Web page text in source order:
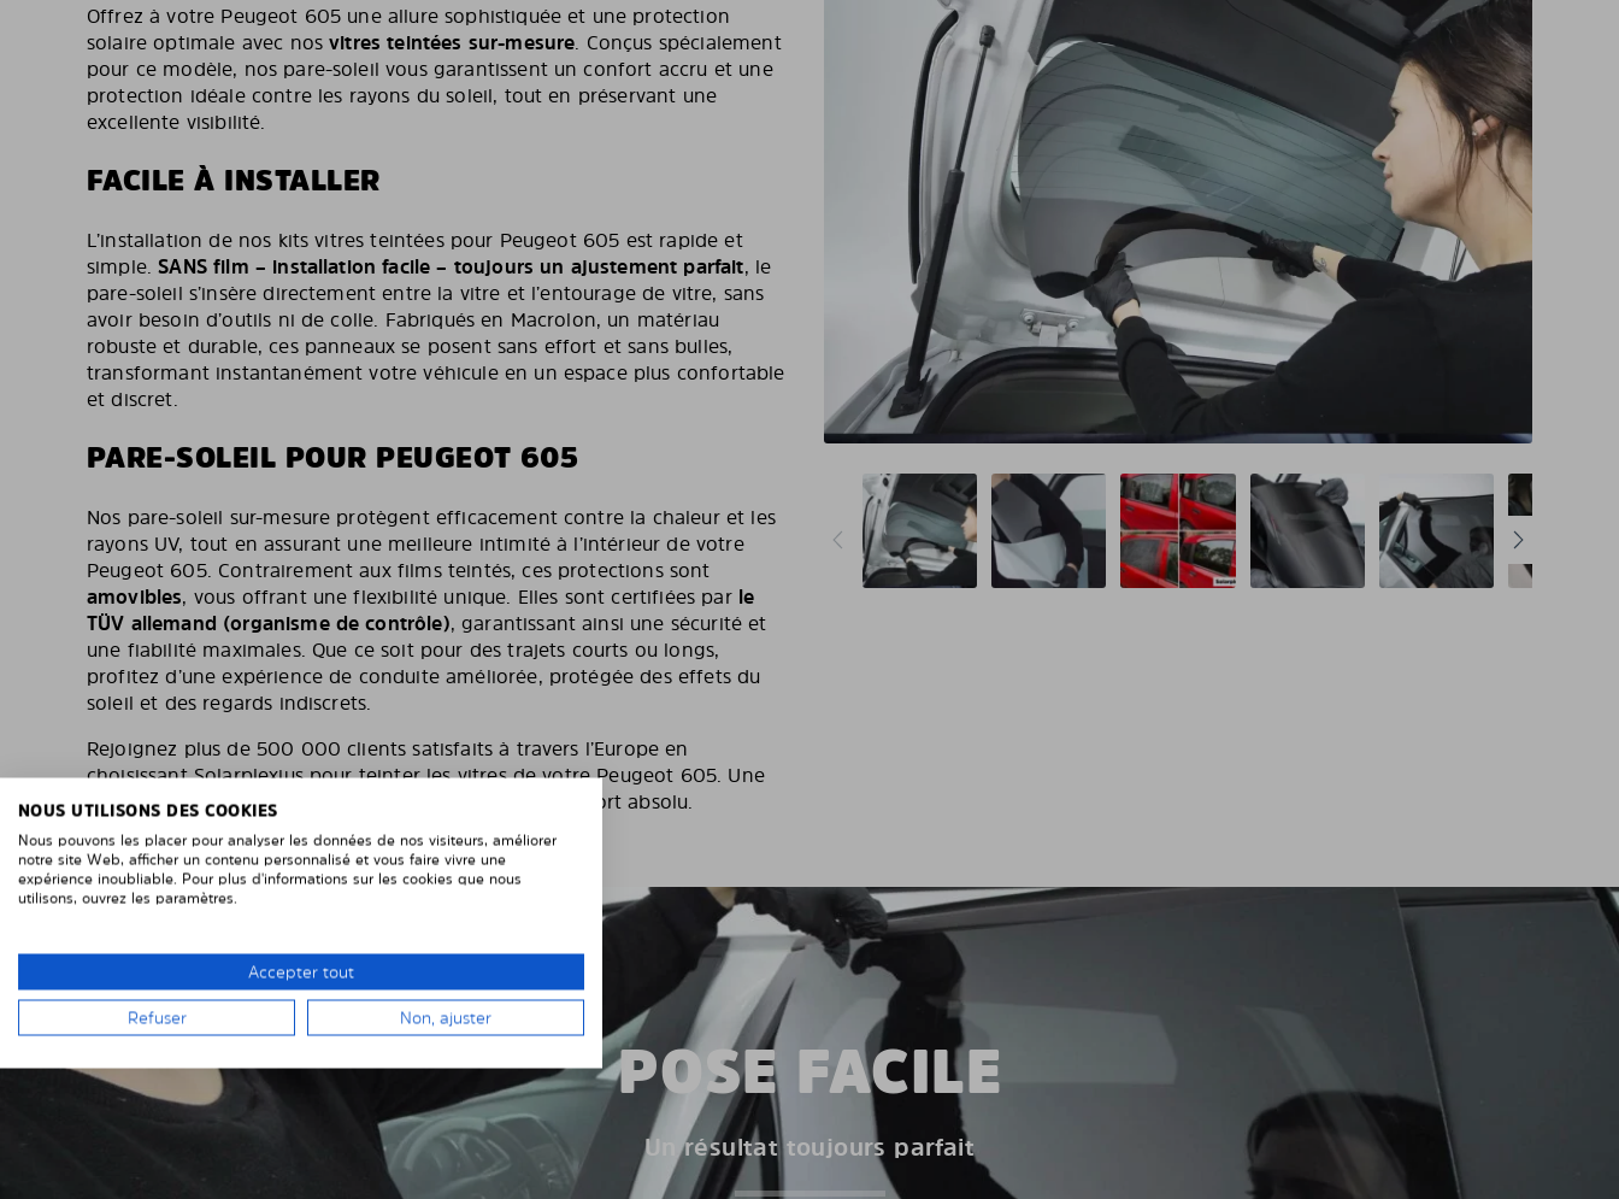
Offrez à votre Peugeot 605 une allure sophistiquée et une protection
solaire optimale avec nosvitres teintées sur-mesure. Conçus spécialement
pour ce modèle, nos pare-soleil vous garantissent un confort accru et une
protection idéale contre les rayons du soleil, tout en préservant une
excellente visibilité.
FACILE À INSTALLER
L’installation de nos kits vitres teintées pour Peugeot 605 est rapide et
simple.SANS film – installation facile – toujours un ajustement parfait, le
pare-soleil s’insère directement entre la vitre et l’entourage de vitre, sans
avoir besoin d’outils ni de colle. Fabriqués en Macrolon, un matériau
robuste et durable, ces panneaux se posent sans effort et sans bulles,
transformant instantanément votre véhicule en un espace plus confortable
et discret.
PARE-SOLEIL POUR PEUGEOT 605
Nos pare-soleil sur-mesure protègent efficacement contre la chaleur et les
rayons UV, tout en assurant une meilleure intimité à l’intérieur de votre
Peugeot 605. Contrairement aux films teintés, ces protections sont
amovibles, vous offrant une flexibilité unique. Elles sont certifiées par le
TÜV allemand (organisme de contrôle), garantissant ainsi une sécurité et
une fiabilité maximales. Que ce soit pour des trajets courts ou longs,
profitez d’une expérience de conduite améliorée, protégée des effets du
soleil et des regards indiscrets.
Rejoignez plus de 500 000 clients satisfaits à travers l’Europe en
choisissant Solarplexius pour teinter les vitres de votre Peugeot 605. Une
solution pratique, élégante et sur-mesure pour un confort absolu.
POSE FACILE
Un résultat toujours parfait
NOUS UTILISONS DES COOKIES
Nous pouvons les placer pour analyser les données de nos visiteurs, améliorer
notre site Web, afficher un contenu personnalisé et vous faire vivre une
expérience inoubliable. Pour plus d'informations sur les cookies que nous
utilisons, ouvrez les paramètres.
Accepter tout
Refuser Non, ajuster